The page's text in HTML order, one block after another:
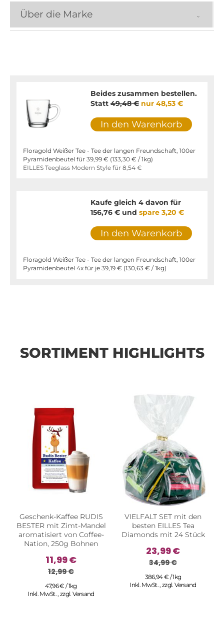
Über die Marke
Beides zusammen bestellen.
Statt49,48 € nur 48,53 €
In den Warenkorb
Floragold Weißer Tee - Tee der langen Freundschaft, 100er
Pyramidenbeutel für 39,99 € (133,30 € / 1kg)
EILLES Teeglass Modern Style für 8,54 €
Kaufe gleich 4 davon für
156,76 €und spare 3,20 €
In den Warenkorb
Floragold Weißer Tee - Tee der langen Freundschaft, 100er
Pyramidenbeutel 4x für je 39,19 € (130,63 € / 1kg)
SORTIMENT HIGHLIGHTS
Geschenk-Kaffee RUDIS
BESTER mit Zimt-Mandel
aromatisiert von Coffee-
Nation, 250g Bohnen
11,99 €
12,99 €
47,96 € / 1kg
Inkl. MwSt.,zzgl.Versand
VIELFALT SET mit den
besten EILLES Tea
Diamonds mit 24 Stück
23,99 €
34,99 €
386,94 € / 1kg
Inkl. MwSt.,zzgl.Versand